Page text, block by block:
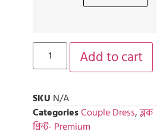
Add to cart
SKU N/A
CategoriesCouple Dress,ব্লক
প্রিন্ট- Premium